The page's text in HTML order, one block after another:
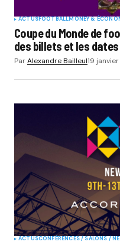
ACTUSFOOTBALLMONEY &
Coupe du Monde de
des billets et les
ParAlexandre Bailleul19
ACTUSCONFÉRENCES / SALONS /